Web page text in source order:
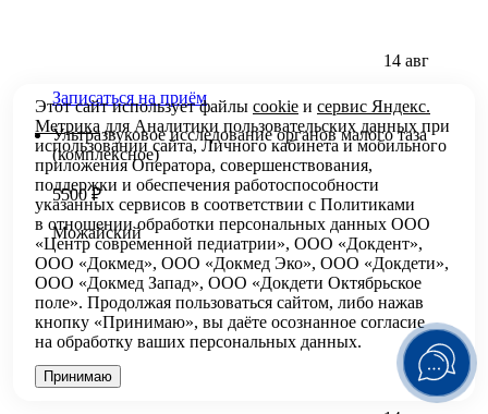
14 авг
Записаться на приём
Ультразвуковое исследование органов малого таза
(комплексное)
5500 ₽
Можайский
Этот сайт использует файлы cookie и сервис Яндекс.
Метрика для Аналитики пользовательских данных при
использовании сайта, Личного кабинета и мобильного
приложения Оператора, совершенствования,
поддержки и обеспечения работоспособности
указанных сервисов в соответствии с Политиками
в отношении обработки персональных данных ООО
«Центр современной педиатрии», ООО «Докдент»,
ООО «Докмед», ООО «Докмед Эко», ООО «Докдети»,
ООО «Докмед Запад», ООО «Докдети Октябрьское
поле». Продолжая пользоваться сайтом, либо нажав
кнопку «Принимаю», вы даёте осознанное согласие
на обработку ваших персональных данных.
Принимаю